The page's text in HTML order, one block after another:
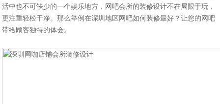
活中也不可缺少的一个娱乐地方，网吧会所的装修设计不在局限于玩，
更注重轻松干净。那么举例在深圳地区网吧如何装修最好？让您的网吧
带给顾客独特的体会。